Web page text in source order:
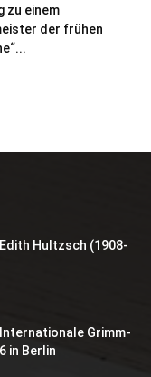
zu einem
der frühen
Edith Hultzsch (1908-
Grimm-
in Berlin